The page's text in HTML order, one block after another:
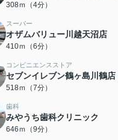
308ｍ（4分）
スーパー
オザムバリュー川越天沼店
410ｍ（6分）
コンビニエンスストア
セブンイレブン鶴ヶ島川鶴店
518ｍ（7分）
歯科
みやうち歯科クリニック
646ｍ（9分）